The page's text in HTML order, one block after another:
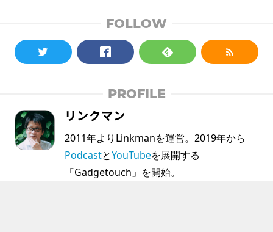
FOLLOW
PROFILE
リンクマン
2011年よりLinkmanを運営。2019年から
PodcastとYouTubeを展開する
「Gadgetouch」を開始。